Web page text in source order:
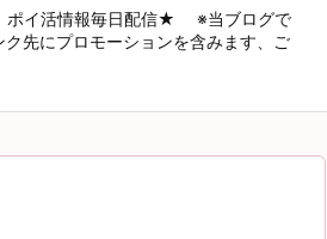
サイド


ポイ活情報毎日配信★ ※当ブログで
先にプロモーションを含みます、ご